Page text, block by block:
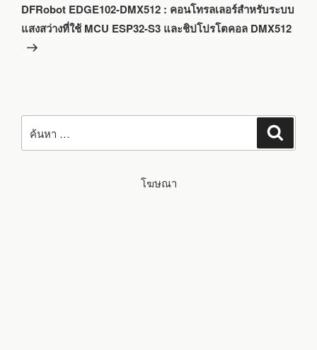
DFRobot EDGE102-DMX512 : คอนโทรลเลอร์สำหรับระบบ
แสงสว่างที่ใช้ MCU ESP32-S3 และชิปโปรโตคอล DMX512
ค้นหา:
โฆษณา